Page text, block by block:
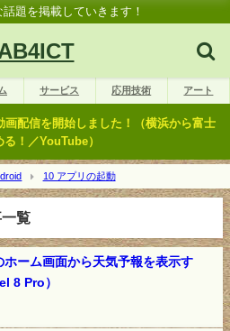
話題を掲載していきます！
サービス 応用技術 アート
画配信を開始しました！（横浜から富士
る！／YouTube）
10 アプリの起動
覧
ーム画面から天気予報を表示す
8 Pro）